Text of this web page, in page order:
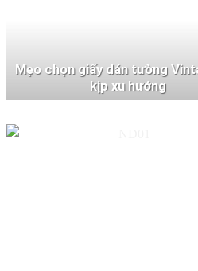
Mẹo chọn giấy dán tường
kịp xu hướng